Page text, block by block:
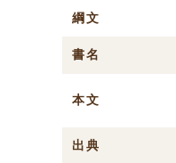
綱文
書名
本文
出典